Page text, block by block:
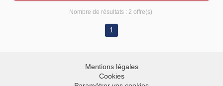
Nombre de résultats : 2 offre(s)
1
Mentions légales
Cookies